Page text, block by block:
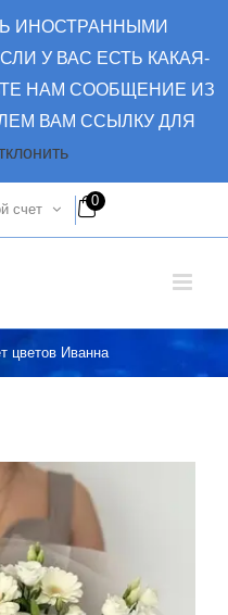
ИНОСТРАННЫМИ
У ВАС ЕСТЬ КАКАЯ-
НАМ СООБЩЕНИЕ ИЗ
ВАМ ССЫЛКУ ДЛЯ
счет
0
цветов Иванна